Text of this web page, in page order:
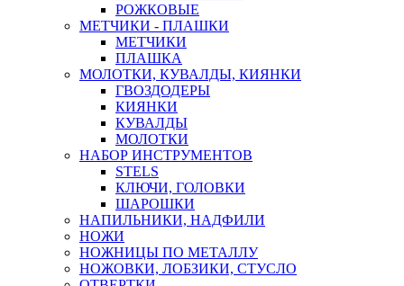
РОЖКОВЫЕ
МЕТЧИКИ - ПЛАШКИ
МЕТЧИКИ
ПЛАШКА
МОЛОТКИ, КУВАЛДЫ, КИЯНКИ
ГВОЗДОДЕРЫ
КИЯНКИ
КУВАЛДЫ
МОЛОТКИ
НАБОР ИНСТРУМЕНТОВ
STELS
КЛЮЧИ, ГОЛОВКИ
ШАРОШКИ
НАПИЛЬНИКИ, НАДФИЛИ
НОЖИ
НОЖНИЦЫ ПО МЕТАЛЛУ
НОЖОВКИ, ЛОБЗИКИ, СТУСЛО